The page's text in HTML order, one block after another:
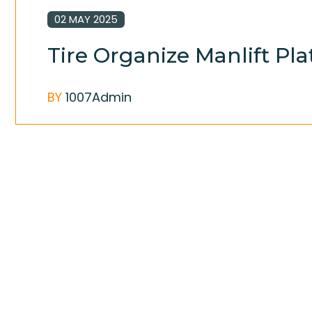
02 MAY 2025
Tire Organize Manlift
BY 1007Admin